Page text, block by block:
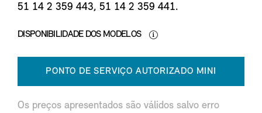
51 14 2 359 443, 51 14 2 359 441.
DISPONIBILIDADE DOS MODELOS
PONTO DE SERVIÇO AUTORIZADO MINI
Os preços apresentados são válidos salvo erro